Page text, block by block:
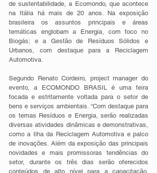
de sustentabilidade, a Ecomondo, que acontece
na Itália há mais de 20 anos. Na exposição
brasileira os assuntos principais e áreas
temáticas englobam a Energia, com foco no
Biogás; e a Gestão de Resíduos Sólidos e
Urbanos, com destaque para a Reciclagem
Automotiva.
Segundo Renato Cordeiro, project manager do
evento, a ECOMONDO BRASIL é uma feira
focada e estritamente voltada para o setor de
bens e serviços ambientais. “Com destaque para
os temas Resíduos e Energia, serão realizadas
diversas atividades dinâmicas e demonstrativas,
como a Ilha da Reciclagem Automotiva e palco
de inovações. Além da exposição das principais
novidades e mais promissoras tendências do
setor, durante os três dias serão oferecidos
conteúdos de alto nível para a capacitação,